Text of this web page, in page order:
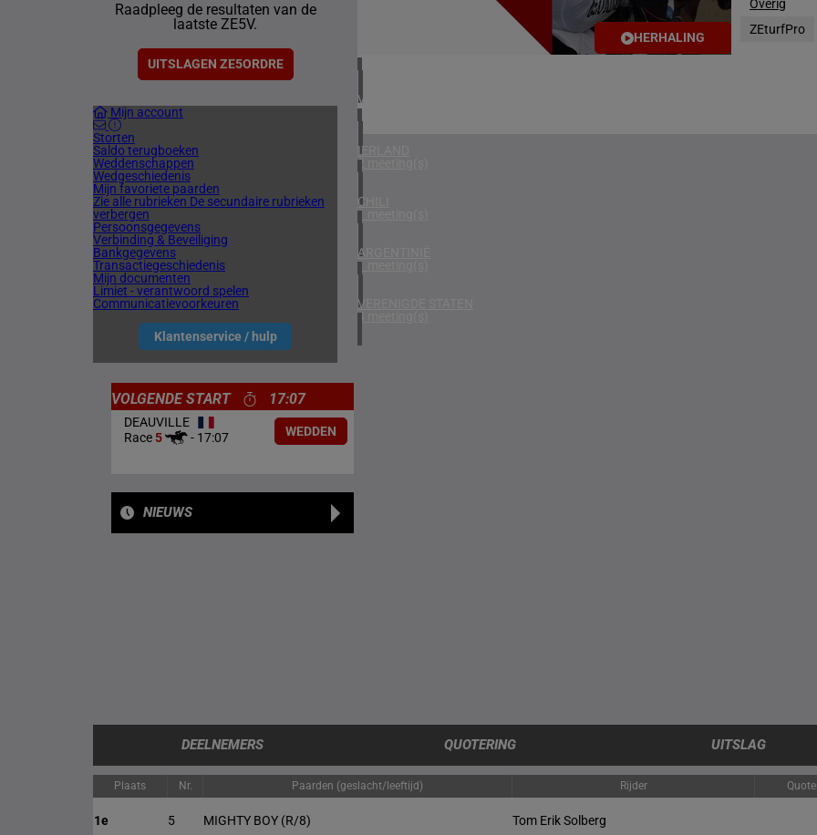
Raadpleeg de resultaten van de
laatste ZE5V.
UITSLAGEN ZE5ORDRE
Mijn account
Storten
Saldo terugboeken
Weddenschappen
Wedgeschiedenis
Mijn favoriete paarden
Zie alle rubrieken De secundaire rubrieken
verbergen
Persoonsgegevens
Verbinding & Beveiliging
Bankgegevens
Transactiegeschiedenis
Mijn documenten
Limiet - verantwoord spelen
Communicatievoorkeuren
Klantenservice / hulp
1 meeting(s)
VERENIGD KONINKRIJK
6 meeting(s)
IERLAND
2 meeting(s)
CHILI
1 meeting(s)
ARGENTINIË
1 meeting(s)
VERENIGDE STATEN
4 meeting(s)
HERHALING
Overig
ZEturfPro
VOLGENDE START 17:07
DEAUVILLE
Race5 - 17:07 WEDDEN
NIEUWS
DEELNEMERS QUOTERING UITSLAG
Plaats Nr. Paarden (geslacht/leeftijd) Rijder
1e 5 MIGHTY BOY (R/8) Tom Erik Solberg